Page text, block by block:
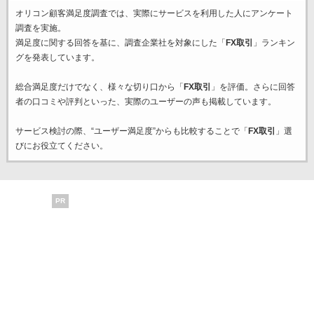
オリコン顧客満足度調査では、実際にサービスを利用した 人にアンケート
調査を実施。
満足度に関する回答を基に、調査企業社を対象にした「 FX取引
」ランキン
グを発表しています。
総合満足度だけでなく、様々な切り口から「 FX取引
」を評価。さらに回答
者の口コミや評判といった、実際のユーザーの声も掲載しています。
サービス検討の際、“ユーザー満足度”からも比較することで「 FX取引
」選
びにお役立てください。
PR